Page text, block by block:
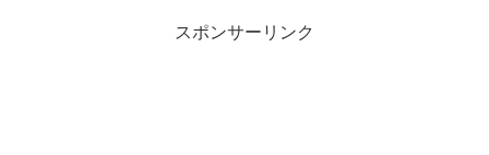
スポンサーリンク